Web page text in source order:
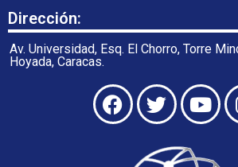
Dirección:
Av. Universidad, Esq. El Chorro, Torre
Hoyada, Caracas.